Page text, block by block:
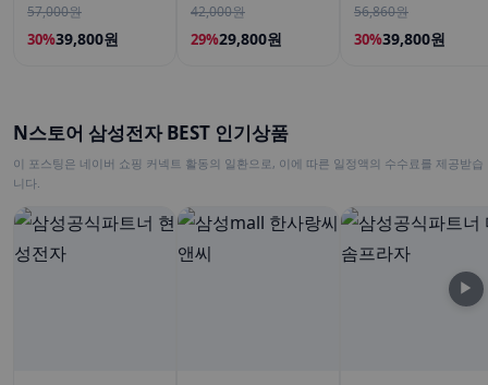
57,000원
30%39,800원
룩
42,000원
29%29,800원
56,860원
30%39,800원
N스토어 삼성전자 BEST 인기상품
이 포스팅은 네이버 쇼핑 커넥트 활동의 일환으로, 이에 따른 일정액의 수수료를 제공받습
니다.
▶